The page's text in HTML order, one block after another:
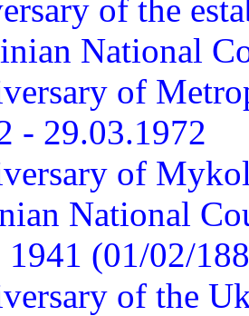
of the
National
of
- 29.03.1972
of
National
1941 (01/02/
of the